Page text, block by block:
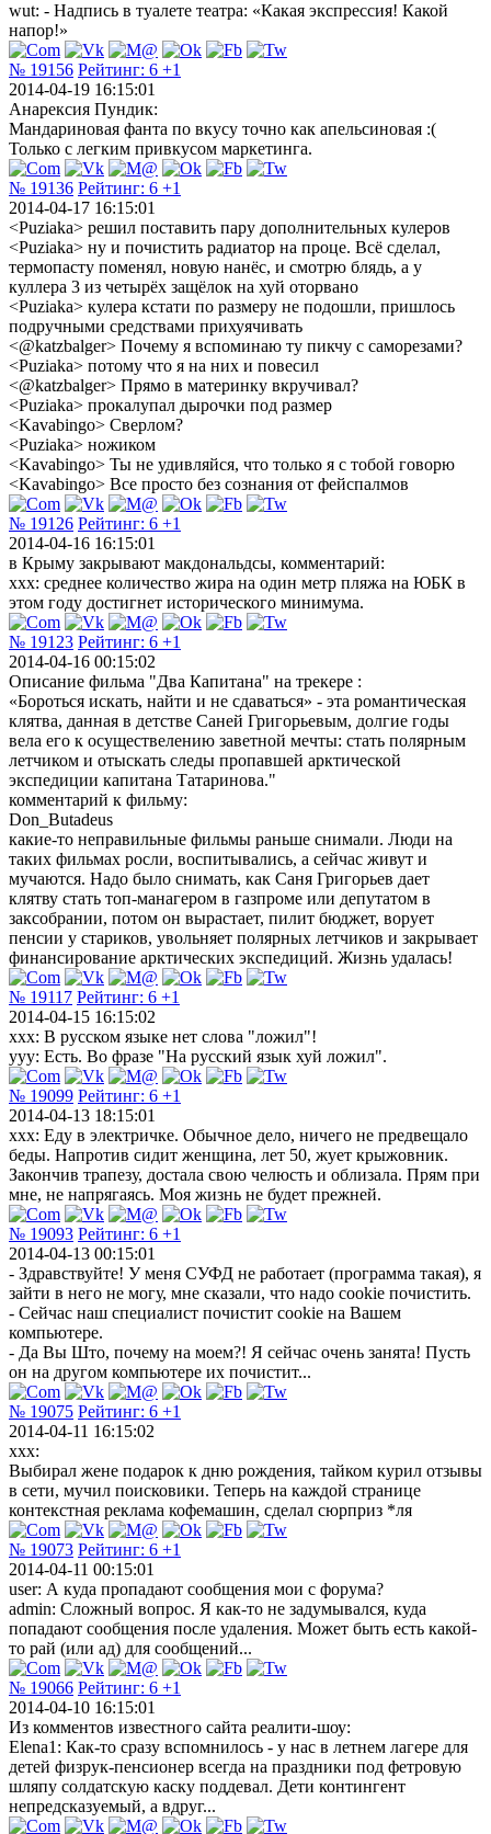
wut: - Надпись в туалете театра: «Какая экспрессия! Какой
напор!»
№ 19156 Рейтинг: 6 +1
2014-04-19 16:15:01
Анарексия Пундик:
Мандариновая фанта по вкусу точно как апельсиновая :(
Только с легким привкусом маркетинга.
№ 19136 Рейтинг: 6 +1
2014-04-17 16:15:01
<Puziaka> решил поставить пару дополнительных кулеров
<Puziaka> ну и почистить радиатор на проце. Всё сделал,
термопасту поменял, новую нанёс, и смотрю блядь, а у
куллера 3 из четырёх защёлок на хуй оторвано
<Puziaka> кулера кстати по размеру не подошли, пришлось
подручными средствами прихуячивать
<@katzbalger> Почему я вспоминаю ту пикчу с саморезами?
<Puziaka> потому что я на них и повесил
<@katzbalger> Прямо в материнку вкручивал?
<Puziaka> прокалупал дырочки под размер
<Kavabingo> Сверлом?
<Puziaka> ножиком
<Kavabingo> Ты не удивляйся, что только я с тобой говорю
<Kavabingo> Все просто без сознания от фейспалмов
№ 19126 Рейтинг: 6 +1
2014-04-16 16:15:01
в Крыму закрывают макдональдсы, комментарий:
xxx: среднее количество жира на один метр пляжа на ЮБК в
этом году достигнет исторического минимума.
№ 19123 Рейтинг: 6 +1
2014-04-16 00:15:02
Описание фильма "Два Капитана" на трекере :
«Бороться искать, найти и не сдаваться» - эта романтическая
клятва, данная в детстве Саней Григорьевым, долгие годы
вела его к осуществелению заветной мечты: стать полярным
летчиком и отыскать следы пропавшей арктической
экспедиции капитана Татаринова."
комментарий к фильму:
Don_Butadeus
какие-то неправильные фильмы раньше снимали. Люди на
таких фильмах росли, воспитывались, а сейчас живут и
мучаются. Надо было снимать, как Саня Григорьев дает
клятву стать топ-манагером в газпроме или депутатом в
заксобрании, потом он вырастает, пилит бюджет, ворует
пенсии у стариков, увольняет полярных летчиков и закрывает
финансирование арктических экспедиций. Жизнь удалась!
№ 19117 Рейтинг: 6 +1
2014-04-15 16:15:02
xxx: В русском языке нет слова "ложил"!
yyy: Есть. Во фразе "На русский язык хуй ложил".
№ 19099 Рейтинг: 6 +1
2014-04-13 18:15:01
xxx: Еду в электричке. Обычное дело, ничего не предвещало
беды. Напротив сидит женщина, лет 50, жует крыжовник.
Закончив трапезу, достала свою челюсть и облизала. Прям при
мне, не напрягаясь. Моя жизнь не будет прежней.
№ 19093 Рейтинг: 6 +1
2014-04-13 00:15:01
- Здравствуйте! У меня СУФД не работает (программа такая), я
зайти в него не могу, мне сказали, что надо cookie почистить.
- Сейчас наш специалист почистит cookie на Вашем
компьютере.
- Да Вы Што, почему на моем?! Я сейчас очень занята! Пусть
он на другом компьютере их почистит...
№ 19075 Рейтинг: 6 +1
2014-04-11 16:15:02
xxx:
Выбирал жене подарок к дню рождения, тайком курил отзывы
в сети, мучил поисковики. Теперь на каждой странице
контекстная реклама кофемашин, сделал сюрприз *ля
№ 19073 Рейтинг: 6 +1
2014-04-11 00:15:01
user: А куда пропадают сообщения мои с форума?
admin: Сложный вопрос. Я как-то не задумывался, куда
попадают сообщения после удаления. Может быть есть какой-
то рай (или ад) для сообщений...
№ 19066 Рейтинг: 6 +1
2014-04-10 16:15:01
Из комментов известного сайта реалити-шоу:
Elena1: Как-то сразу вспомнилось - у нас в летнем лагере для
детей физрук-пенсионер всегда на праздники под фетровую
шляпу солдатскую каску поддевал. Дети контингент
непредсказуемый, а вдруг...